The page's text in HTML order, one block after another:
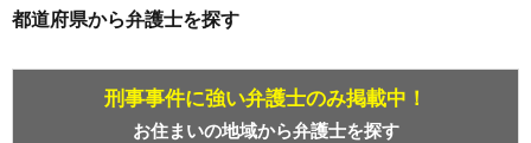
都道府県から弁護士を探す
刑事事件に強い弁護士のみ掲載中！
お住まいの地域から弁護士を探す